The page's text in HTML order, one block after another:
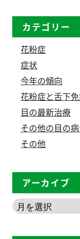
カテゴリー
花粉症
症状
今年の傾向
花粉症と舌下
目の最新治療
その他の目の
その他
アーカイブ